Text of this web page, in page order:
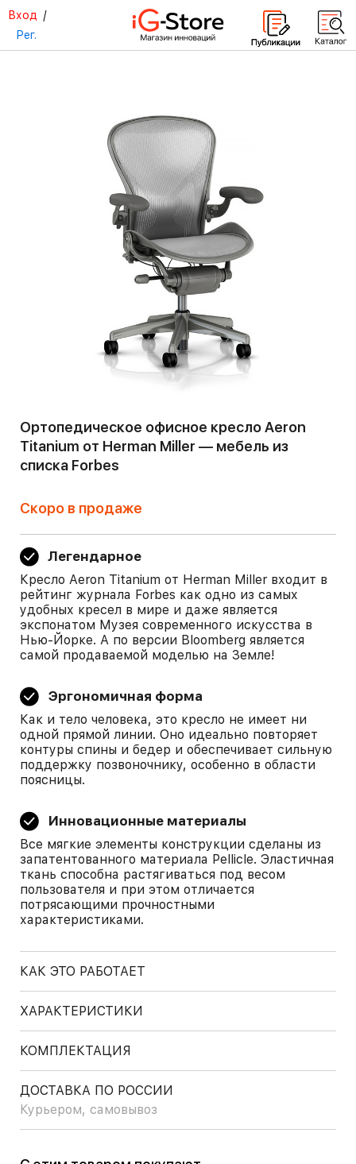
Вход /
Рег.
Ортопедическое офисное кресло Aeron
Titanium от Herman Miller — мебель из
списка Forbes
Скоро в продаже
Легендарное
Кресло Aeron Titanium от Herman Miller входит в
рейтинг журнала Forbes как одно из самых
удобных кресел в мире и даже является
экспонатом Музея современного искусства в
Нью-Йорке. А по версии Bloomberg является
самой продаваемой моделью на Земле!
Эргономичная форма
Как и тело человека, это кресло не имеет ни
одной прямой линии. Оно идеально повторяет
контуры спины и бедер и обеспечивает сильную
поддержку позвоночнику, особенно в области
поясницы.
Инновационные материалы
Все мягкие элементы конструкции сделаны из
запатентованного материала Pellicle. Эластичная
ткань способна растягиваться под весом
пользователя и при этом отличается
потрясающими прочностными
характеристиками.
КАК ЭТО РАБОТАЕТ
ХАРАКТЕРИСТИКИ
КОМПЛЕКТАЦИЯ
ДОСТАВКА ПО РОССИИ
Курьером, самовывоз